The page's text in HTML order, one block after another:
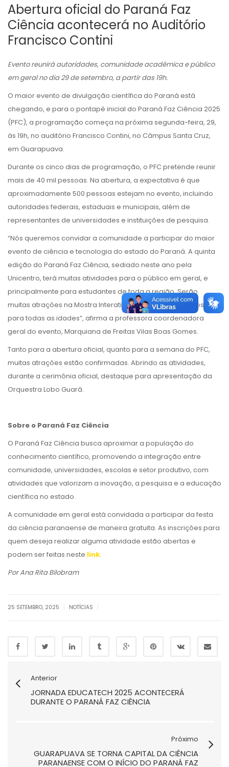
Abertura oficial do Paraná Faz
Ciência acontecerá no Auditório
Francisco Contini
Evento reunirá autoridades, comunidade acadêmica e público
em geral no dia 29 de setembro, a partir das 19h.
O maior evento de divulgação científica do Paraná está
chegando, e para o pontapé inicial do Paraná Faz Ciência 2025
(PFC), a programação começa na próxima segunda-feira, 29,
às 19h, no auditório Francisco Contini, no Câmpus Santa Cruz,
em Guarapuava.
Durante os cinco dias de programação, o PFC pretende reunir
mais de 40 mil pessoas. Na abertura, a expectativa é que
aproximadamente 500 pessoas estejam no evento, incluindo
autoridades federais, estaduais e municipais, além de
representantes de universidades e instituições de pesquisa.
“Nós queremos convidar a comunidade a participar do maior
evento de ciência e tecnologia do estado do Paraná. A quinta
edição do Paraná Faz Ciência, sediado neste ano pela
Unicentro, terá muitas atividades para o público em geral, e
principalmente para estudantes de toda a região. Serão
muitas atrações na Mostra Interativa, na Cidade dos Lagos,
para todas as idades”, afirma a professora coordenadora
geral do evento, Marquiana de Freitas Vilas Boas Gomes.
Tanto para a abertura oficial, quanto para a semana do PFC,
muitas atrações estão confirmadas. Abrindo as atividades,
durante a cerimônia oficial, destaque para apresentação da
Orquestra Lobo Guará.
Sobre o Paraná Faz Ciência
O Paraná Faz Ciência busca aproximar a população do
conhecimento científico, promovendo a integração entre
comunidade, universidades, escolas e setor produtivo, com
atividades que valorizam a inovação, a pesquisa e a educação
científica no estado.
A comunidade em geral está convidada a participar da festa
da ciência paranaense de maneira gratuita. As inscrições para
quem deseja realizar alguma atividade estão abertas e
podem ser feitas neste link.
Por Ana Rita Bilobram
25 SETEMBRO, 2025 NOTÍCIAS
Anterior
JORNADA EDUCATECH 2025 ACONTECERÁ
DURANTE O PARANÁ FAZ CIÊNCIA
Próximo
GUARAPUAVA SE TORNA CAPITAL DA CIÊNCIA
PARANAENSE COM O INÍCIO DO PARANÁ FAZ